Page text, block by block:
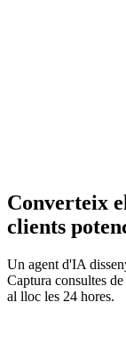
Converteix
clients
Un agent d'IA
Captura consultes
al lloc les 24 hores.